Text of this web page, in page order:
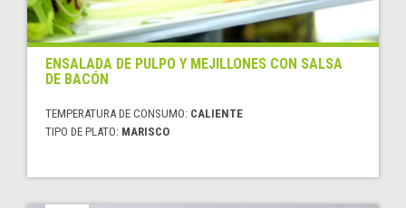
ENSALADA DE PULPO Y MEJILLONES CON SALSA
DE BACÓN
TEMPERATURA DE CONSUMO: CALIENTE
TIPO DE PLATO: MARISCO